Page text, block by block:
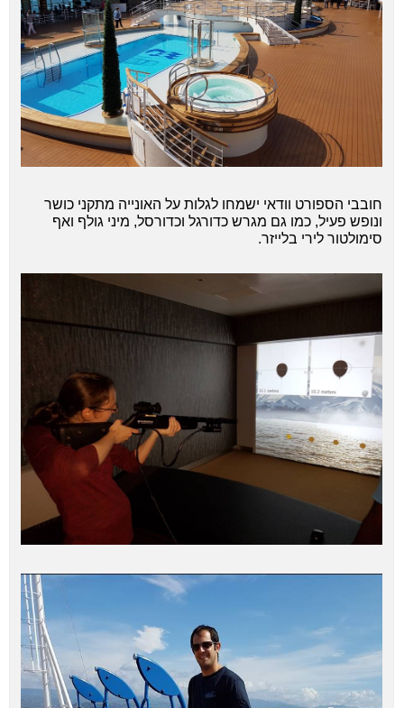
חובבי הספורט וודאי ישמחו לגלות על האונייה מתקני כושר
ונופש פעיל, כמו גם מגרש כדורגל וכדורסל, מיני גולף ואף
סימולטור לירי בלייזר.